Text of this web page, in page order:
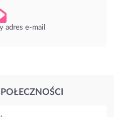
adres e-mail